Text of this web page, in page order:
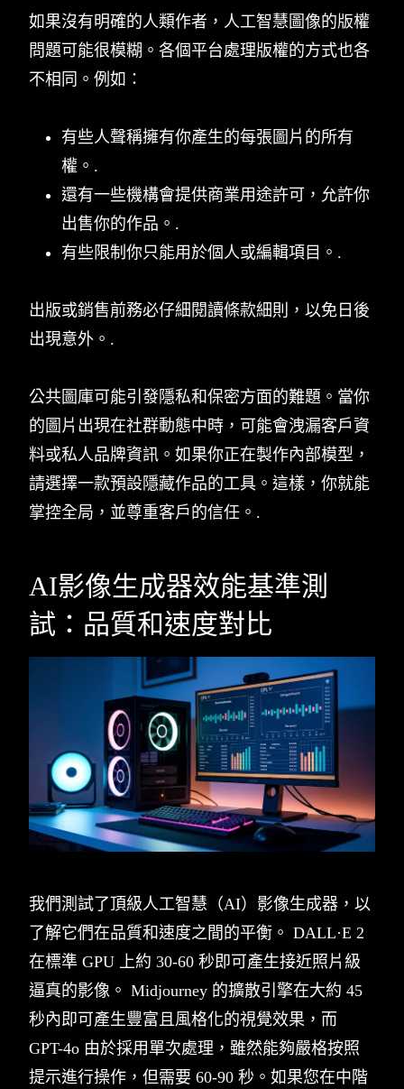
如果沒有明確的人類作者，人工智慧圖像的版權
問題可能很模糊。各個平台處理版權的方式也各
不相同。例如：
有些人聲稱擁有你產生的每張圖片的所有
權。.
還有一些機構會提供商業用途許可，允許你
出售你的作品。.
有些限制你只能用於個人或編輯項目。.
出版或銷售前務必仔細閱讀條款細則，以免日後
出現意外。.
公共圖庫可能引發隱私和保密方面的難題。當你
的圖片出現在社群動態中時，可能會洩漏客戶資
料或私人品牌資訊。如果你正在製作內部模型，
請選擇一款預設隱藏作品的工具。這樣，你就能
掌控全局，並尊重客戶的信任。.
AI影像生成器效能基準測
試：品質和速度對比
我們測試了頂級人工智慧（AI）影像生成器，以
了解它們在品質和速度之間的平衡。 DALL·E 2
在標準 GPU 上約 30-60 秒即可產生接近照片級
逼真的影像。 Midjourney 的擴散引擎在大約 45
秒內即可產生豐富且風格化的視覺效果，而
GPT-4o 由於採用單次處理，雖然能夠嚴格按照
提示進行操作，但需要 60-90 秒。如果您在中階